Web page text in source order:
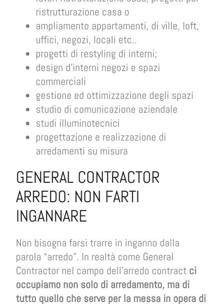
ristrutturazione casa o
ampliamento appartamenti, di ville, loft,
uffici, negozi, locali etc..
progetti di restyling di interni;
design d’interni negozi e spazi
commerciali
gestione ed ottimizzazione degli spazi
studio di comunicazione aziendale
studi illuminotecnici
progettazione e realizzazione di
arredamenti su misura
GENERAL CONTRACTOR
ARREDO: NON FARTI
INGANNARE
Non bisogna farsi trarre in inganno dalla
parola “arredo”. In realtà come General
Contractor nel campo dell’arredo contract ci
occupiamo non solo di arredamento, ma di
tutto quello che serve per la messa in opera di